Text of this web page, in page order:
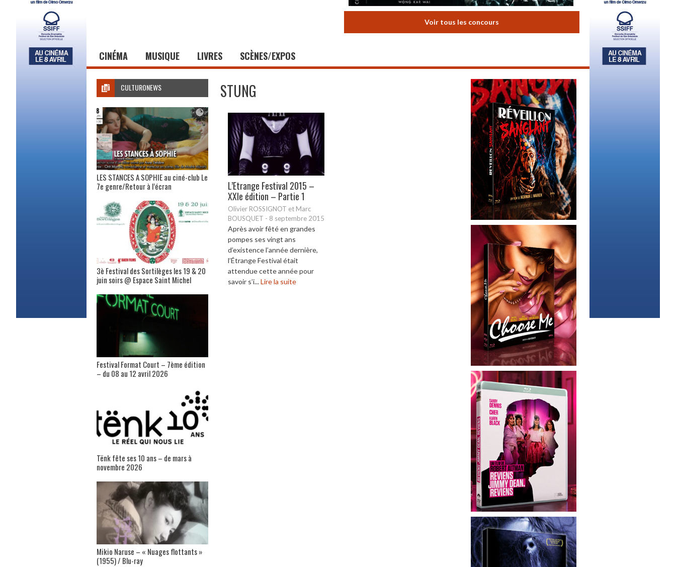
Voir tous les concours
CINÉMA MUSIQUE LIVRES SCÈNES/EXPOS
STUNG
L’Etrange Festival 2015 –
XXIe édition – Partie 1
Olivier ROSSIGNOT et Marc
BOUSQUET - 8 septembre 2015
Après avoir fêté en grandes
pompes ses vingt ans
d’existence l’année dernière,
l’Étrange Festival était
attendue cette année pour
savoir s’i...Lire la suite
CULTURONEWS
LES STANCES A SOPHIE au ciné-club Le
7e genre/Retour à l’écran
3è Festival des Sortilèges les 19 & 20
juin soirs @ Espace Saint Michel
Festival Format Court – 7ème édition
– du 08 au 12 avril 2026
Tënk fête ses 10 ans – de mars à
novembre 2026
Mikio Naruse – « Nuages flottants »
(1955) / Blu-ray